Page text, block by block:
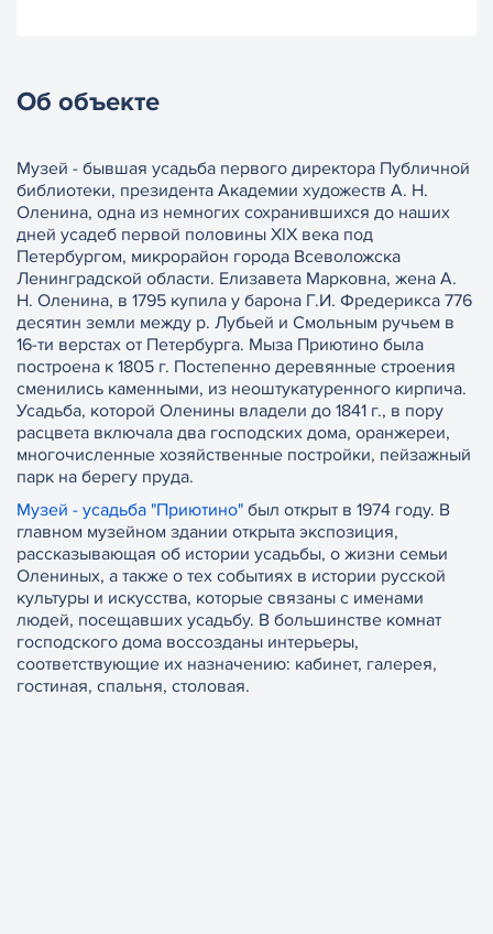
Об объекте
Музей - бывшая усадьба первого директора Публичной
библиотеки, президента Академии художеств А. Н.
Оленина, одна из немногих сохранившихся до наших
дней усадеб первой половины XIX века под
Петербургом, микрорайон города Всеволожска
Ленинградской области. Елизавета Марковна, жена А.
Н. Оленина, в 1795 купила у барона Г.И. Фредерикса 776
десятин земли между р. Лубьей и Смольным ручьем в
16-ти верстах от Петербурга. Мыза Приютино была
построена к 1805 г. Постепенно деревянные строения
сменились каменными, из неоштукатуренного кирпича.
Усадьба, которой Оленины владели до 1841 г., в пору
расцвета включала два господских дома, оранжереи,
многочисленные хозяйственные постройки, пейзажный
парк на берегу пруда.
Музей - усадьба "Приютино" был открыт в 1974 году. В
главном музейном здании открыта экспозиция,
рассказывающая об истории усадьбы, о жизни семьи
Олениных, а также о тех событиях в истории русской
культуры и искусства, которые связаны с именами
людей, посещавших усадьбу. В большинстве комнат
господского дома воссозданы интерьеры,
соответствующие их назначению: кабинет, галерея,
гостиная, спальня, столовая.